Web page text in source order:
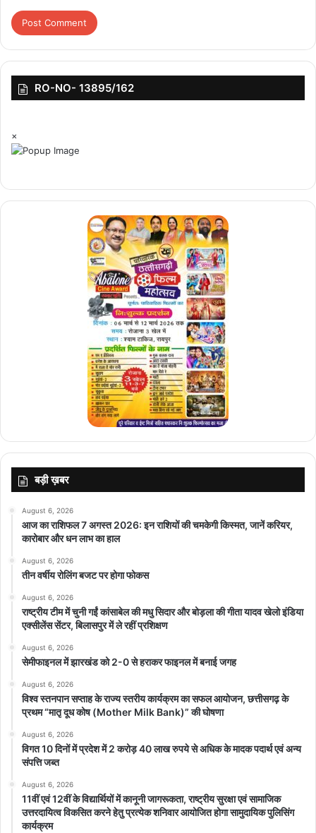
RO-NO- 13895/162
×
बड़ी ख़बर
August 6, 2026
आज का राशिफल 7 अगस्त 2026: इन राशियों की चमकेगी किस्मत, जानें करियर,
कारोबार और धन लाभ का हाल
August 6, 2026
तीन वर्षीय रोलिंग बजट पर होगा फोकस
August 6, 2026
राष्ट्रीय टीम में चुनी गईं कांसाबेल की मधु सिदार और बोड़ला की गीता यादव खेलो इंडिया
एक्सीलेंस सेंटर, बिलासपुर में ले रहीं प्रशिक्षण
August 6, 2026
सेमीफाइनल में झारखंड को 2-0 से हराकर फाइनल में बनाई जगह
August 6, 2026
विश्व स्तनपान सप्ताह के राज्य स्तरीय कार्यक्रम का सफल आयोजन, छत्तीसगढ़ के
प्रथम “मातृ दूध कोष (Mother Milk Bank)” की घोषणा
August 6, 2026
विगत 10 दिनों में प्रदेश में 2 करोड़ 40 लाख रुपये से अधिक के मादक पदार्थ एवं अन्य
संपत्ति जब्त
August 6, 2026
11वीं एवं 12वीं के विद्यार्थियों में कानूनी जागरूकता, राष्ट्रीय सुरक्षा एवं सामाजिक
उत्तरदायित्व विकसित करने हेतु प्रत्येक शनिवार आयोजित होगा सामुदायिक पुलिसिंग
कार्यक्रम